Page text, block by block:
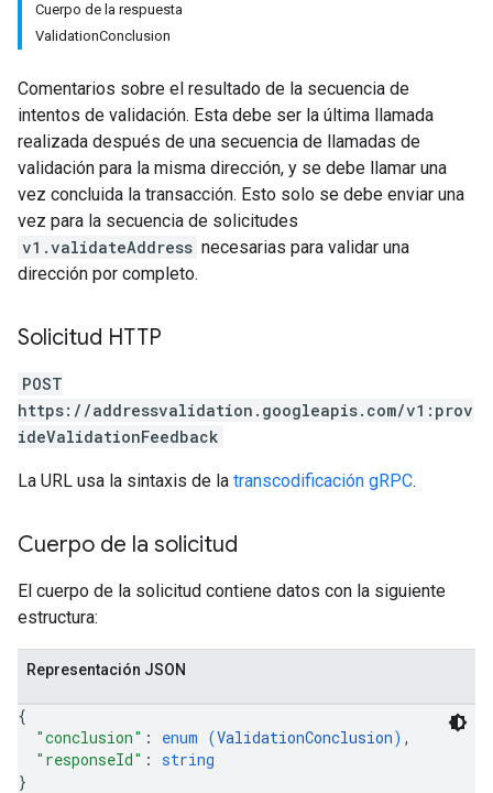
Cuerpo de la respuesta
ValidationConclusion
Comentarios sobre el resultado de la secuencia de
intentos de validación. Esta debe ser la última llamada
realizada después de una secuencia de llamadas de
validación para la misma dirección, y se debe llamar una
vez concluida la transacción. Esto solo se debe enviar una
vez para la secuencia de solicitudes
v1.validateAddress necesarias para validar una
dirección por completo.
Solicitud HTTP
POST
https://addressvalidation.googleapis.com/v1:prov
ideValidationFeedback
La URL usa la sintaxis de la transcodificación gRPC.
Cuerpo de la solicitud
El cuerpo de la solicitud contiene datos con la siguiente
estructura:
Representación JSON
{
"conclusion" : enum (ValidationConclusion) ,
"responseId" : string
}